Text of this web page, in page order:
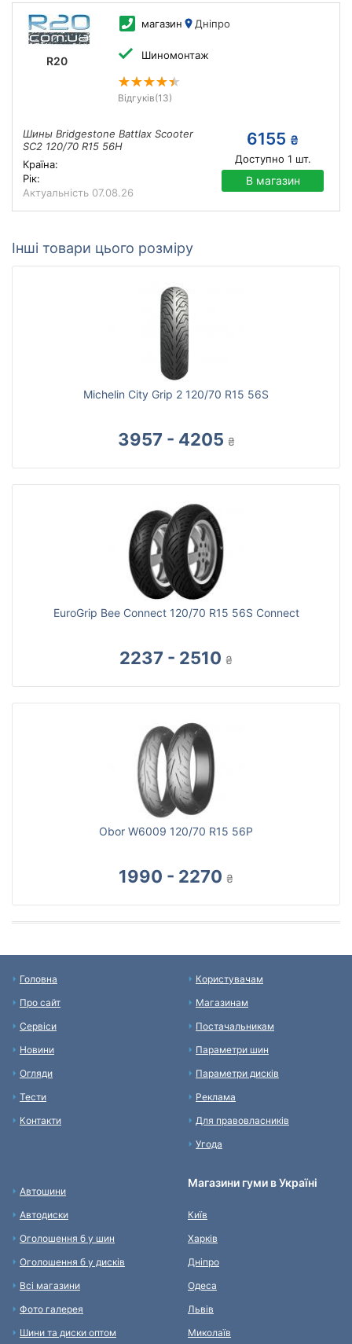
R20
магазин Дніпро
Шиномонтаж
Відгуків(13)
Шины Bridgestone Battlax Scooter
SC2 120/70 R15 56H
Країна:
Рік:
Актуальність 07.08.26
6155 ₴
Доступно 1 шт.
В магазин
Інші товари цього розміру
Michelin City Grip 2 120/70 R15 56S
3957 - 4205 ₴
EuroGrip Bee Connect 120/70 R15 56S Connect
2237 - 2510 ₴
Obor W6009 120/70 R15 56P
1990 - 2270 ₴
Головна
Про сайт
Сервіси
Новини
Огляди
Тести
Контакти
Користувачам
Магазинам
Постачальникам
Параметри шин
Параметри дисків
Реклама
Для правовласників
Угода
Автошини
Автодиски
Оголошення б у шин
Оголошення б у дисків
Всі магазини
Фото галерея
Шини та диски оптом
Магазини гуми в Україні
Київ
Харків
Дніпро
Одеса
Львів
Миколаїв